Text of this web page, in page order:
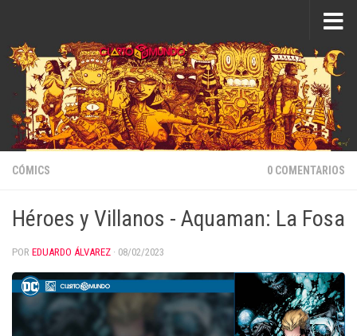
CÓMICS 0 COMENTARIOS
Héroes y Villanos - Aquaman: La Fosa
POR EDUARDO ÁLVAREZ · 08/02/2023